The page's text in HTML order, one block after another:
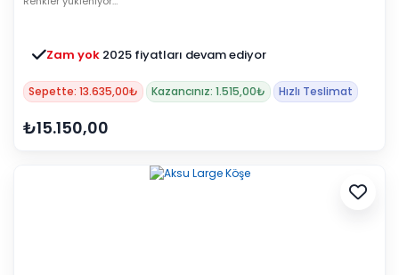
Zam yok 2025 fiyatları devam ediyor
Sepette: 13.635,00₺ Kazancınız: 1.515,00₺ Hızlı Teslimat
₺15.150,00